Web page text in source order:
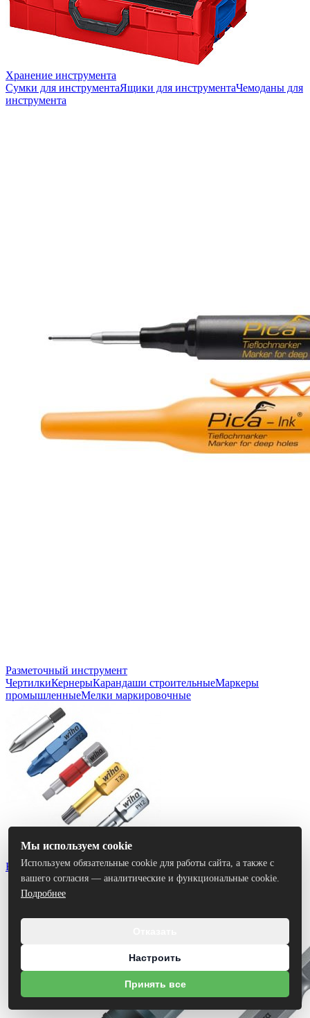
Хранение инструмента
Сумки для инструментаЯщики для инструментаЧемоданы для
инструмента
Разметочный инструмент
ЧертилкиКернерыКарандаши строительныеМаркеры
промышленныеМелки маркировочные
Биты
Мы используем cookie
Используем обязательные cookie для работы сайта, а также с
вашего согласия — аналитические и функциональные cookie.
Подробнее
Настроить
Принять все